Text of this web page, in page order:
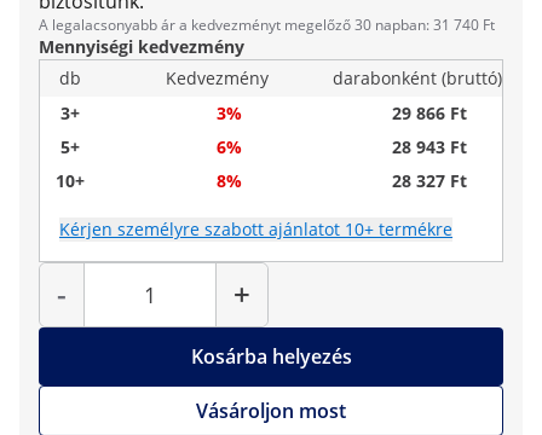
A legalacsonyabb ár a kedvezményt megelőző 30 napban: 31 740 Ft
Mennyiségi kedvezmény
db
Kedvezmény
darabonként (bruttó)
3+
3%
29 866 Ft
5+
6%
28 943 Ft
10+
8% 28 327 Ft
Kérjen személyre szabott ajánlatot 10+ termékre
-
Mennyiség
+
Kosárba helyezés
Vásároljon most